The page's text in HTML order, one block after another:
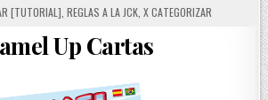
[TUTORIAL] REGLAS A LA JCK X CATEGORIZAR
Up Cartas